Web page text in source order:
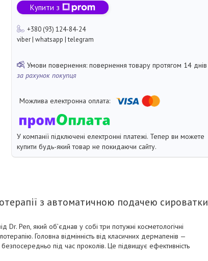
Купити з
+380 (93) 124-84-24
viber | whatsapp | telegram
повернення товару протягом 14 днів
за рахунок покупця
У компанії підключені електронні платежі. Тепер ви можете
купити будь-який товар не покидаючи сайту.
з автоматичною подачею сироватки
Dr. Pen, який об’єднав у собі три потужні косметологічні
Головна відмінність від класичних дермапенів —
під час проколів. Це підвищує ефективність